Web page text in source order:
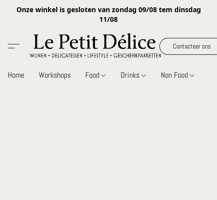
Onze winkel is gesloten van zondag 09/08 tem dinsdag
11/08
Contacteer ons
Home Workshops Food Drinks Non Food